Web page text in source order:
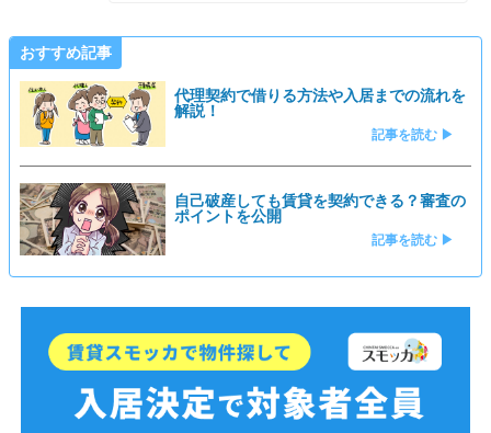
おすすめ記事
代理契約で借りる方法や入居までの流れを
解説！
記事を読む ▶
自己破産しても賃貸を契約できる？審査の
ポイントを公開
記事を読む ▶